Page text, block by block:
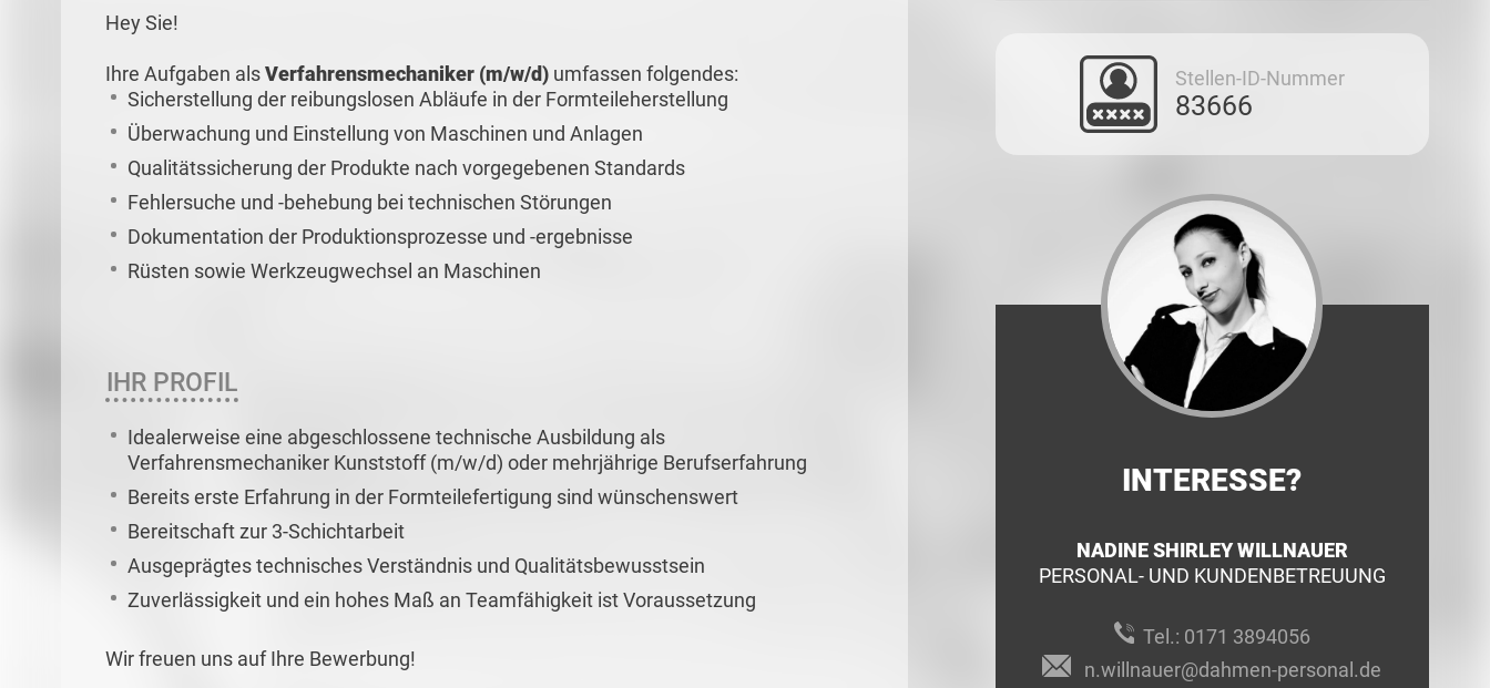
Hey Sie!
Ihre Aufgaben alsVerfahrensmechaniker (m/w/d) umfassen folgendes:
Sicherstellung der reibungslosen Abläufe in der Formteileherstellung
Überwachung und Einstellung von Maschinen und Anlagen
Qualitätssicherung der Produkte nach vorgegebenen Standards
Fehlersuche und -behebung bei technischen Störungen
Dokumentation der Produktionsprozesse und -ergebnisse
Rüsten sowie Werkzeugwechsel an Maschinen
IHR PROFIL
Idealerweise eine abgeschlossene technische Ausbildung als
Verfahrensmechaniker Kunststoff (m/w/d) oder mehrjährige Berufserfahrung
Bereits erste Erfahrung in der Formteilefertigung sind wünschenswert
Bereitschaft zur 3-Schichtarbeit
Ausgeprägtes technisches Verständnis und Qualitätsbewusstsein
Zuverlässigkeit und ein hohes Maß an Teamfähigkeit ist Voraussetzung
Wir freuen uns auf Ihre Bewerbung!
Stellen-ID-Nummer
83666
INTERESSE?
NADINE SHIRLEY WILLNAUER
PERSONAL- UND KUNDENBETREUUNG
Tel.: 0171 3894056
n.willnauer@dahmen-personal.de